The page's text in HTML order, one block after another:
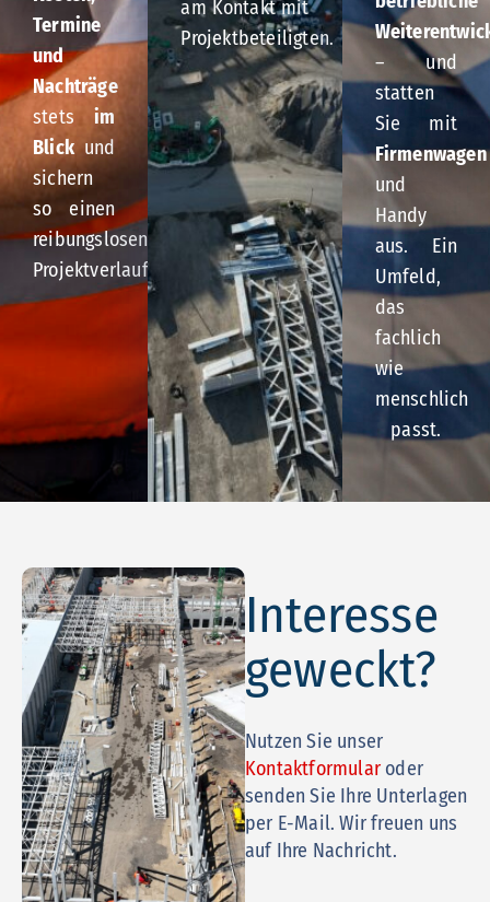
Termine
und
Nachträge
stets im
Blickund
sichern
so einen
reibungslosen
Projektverlauf.
am Kontakt mit
Projektbeteiligten.
– und
statten
Sie mit
Firmenwagen
und
Handy
aus. Ein
Umfeld,
das
fachlich
wie
menschlich
passt.
Interesse
geweckt?
Nutzen Sie unser
Kontaktformular oder
senden Sie Ihre Unterlagen
per E-Mail. Wir freuen uns
auf Ihre Nachricht.